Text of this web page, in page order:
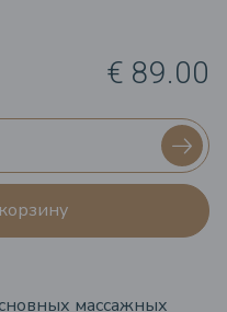
€ 89.00
массажных